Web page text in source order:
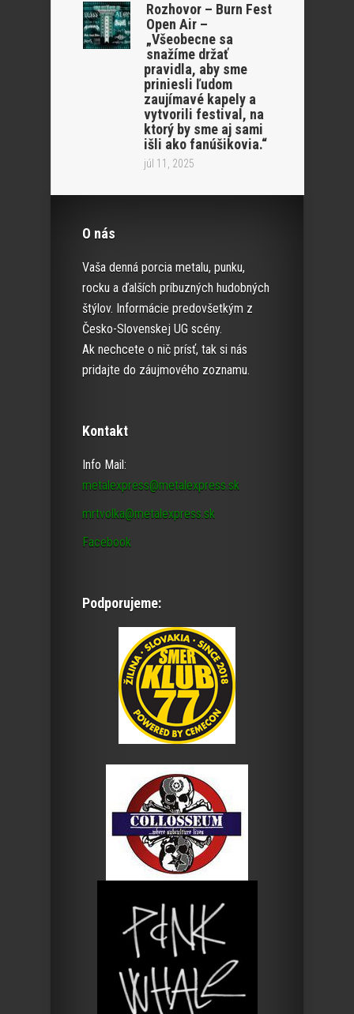
Rozhovor – Burn Fest
Open Air –
„Všeobecne sa
snažíme držať
pravidla, aby sme
priniesli ľudom
zaujímavé kapely a
vytvorili festival, na
ktorý by sme aj sami
išli ako fanúšikovia.“
júl 11, 2025
O nás
Vaša denná porcia metalu, punku,
rocku a ďalších príbuzných hudobných
štýlov. Informácie predovšetkým z
Česko-Slovenskej UG scény.
Ak nechcete o nič prísť, tak si nás
pridajte do záujmového zoznamu.
Kontakt
Info Mail:
metalexpress@metalexpress.sk
mrtvolka@metalexpress.sk
Facebook
Podporujeme: